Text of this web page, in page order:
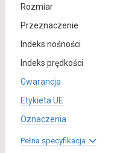
Rozmiar
Przeznaczenie
Indeks nośności
Indeks prędkości
Gwarancja
Etykieta UE
Oznaczenia
Pełna specyfikacja